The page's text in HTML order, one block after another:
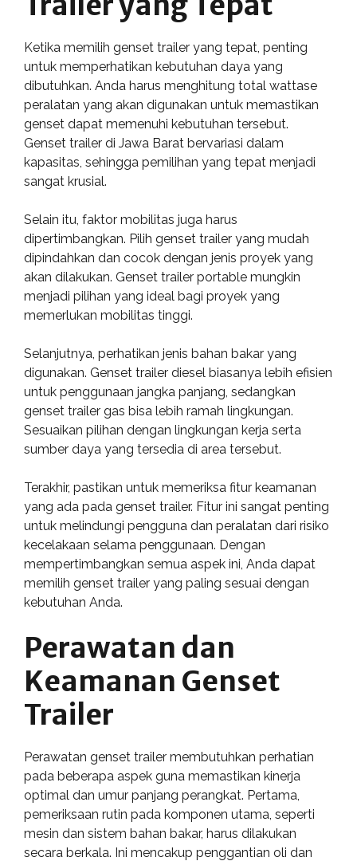
Ketika memilih genset trailer yang tepat, penting
untuk memperhatikan kebutuhan daya yang
dibutuhkan. Anda harus menghitung total wattase
peralatan yang akan digunakan untuk memastikan
genset dapat memenuhi kebutuhan tersebut.
Genset trailer di Jawa Barat bervariasi dalam
kapasitas, sehingga pemilihan yang tepat menjadi
sangat krusial.
Selain itu, faktor mobilitas juga harus
dipertimbangkan. Pilih genset trailer yang mudah
dipindahkan dan cocok dengan jenis proyek yang
akan dilakukan. Genset trailer portable mungkin
menjadi pilihan yang ideal bagi proyek yang
memerlukan mobilitas tinggi.
Selanjutnya, perhatikan jenis bahan bakar yang
digunakan. Genset trailer diesel biasanya lebih efisien
untuk penggunaan jangka panjang, sedangkan
genset trailer gas bisa lebih ramah lingkungan.
Sesuaikan pilihan dengan lingkungan kerja serta
sumber daya yang tersedia di area tersebut.
Terakhir, pastikan untuk memeriksa fitur keamanan
yang ada pada genset trailer. Fitur ini sangat penting
untuk melindungi pengguna dan peralatan dari risiko
kecelakaan selama penggunaan. Dengan
mempertimbangkan semua aspek ini, Anda dapat
memilih genset trailer yang paling sesuai dengan
kebutuhan Anda.
Perawatan dan
Keamanan Genset
Trailer
Perawatan genset trailer membutuhkan perhatian
pada beberapa aspek guna memastikan kinerja
optimal dan umur panjang perangkat. Pertama,
pemeriksaan rutin pada komponen utama, seperti
mesin dan sistem bahan bakar, harus dilakukan
secara berkala. Ini mencakup penggantian oli dan